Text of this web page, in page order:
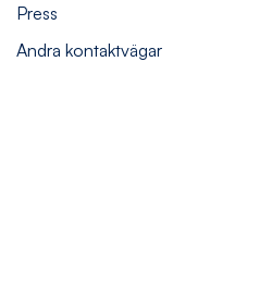
Press
Andra kontaktvägar